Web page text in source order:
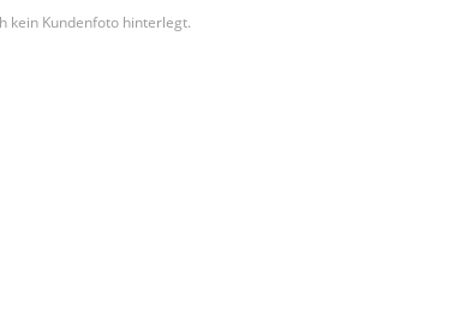
kein Kundenfoto hinterlegt.